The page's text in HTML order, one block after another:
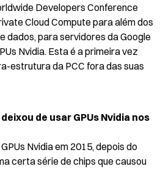
Developers Conference
Cloud Compute para além dos
dados, para servidores da Google
Nvidia. Esta é a primeira vez
estrutura da PCC fora das suas
de usar GPUs Nvidia nos
Nvidia em 2015, depois do
certa série de chips que causou